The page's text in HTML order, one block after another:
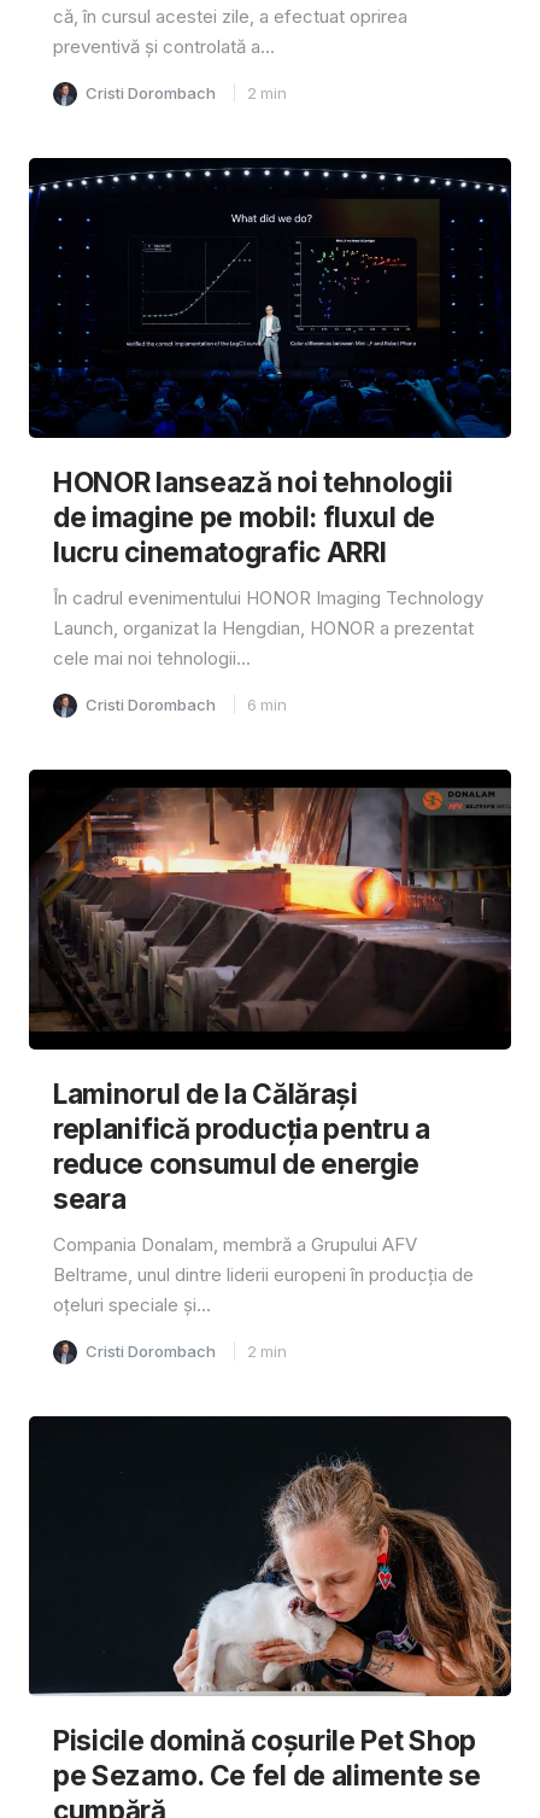
că, în cursul acestei zile, a efectuat oprirea
preventivă și controlată a...
Cristi Dorombach 2 min
HONOR lansează noi tehnologii
de imagine pe mobil: fluxul de
lucru cinematografic ARRI
În cadrul evenimentului HONOR Imaging Technology
Launch, organizat la Hengdian, HONOR a prezentat
cele mai noi tehnologii...
Cristi Dorombach 6 min
Laminorul de la Călărași
replanifică producția pentru a
reduce consumul de energie
seara
Compania Donalam, membră a Grupului AFV
Beltrame, unul dintre liderii europeni în producția de
oțeluri speciale și...
Cristi Dorombach 2 min
Pisicile domină coșurile Pet Shop
pe Sezamo. Ce fel de alimente se
cumpără